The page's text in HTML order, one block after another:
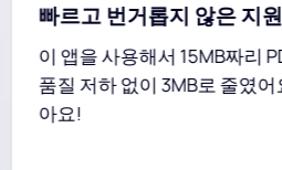
빠르고 번거롭지 않은 지원
이 앱을 사용해서 15MB짜리
품질 저하 없이 3MB로 줄였어요.
아요!